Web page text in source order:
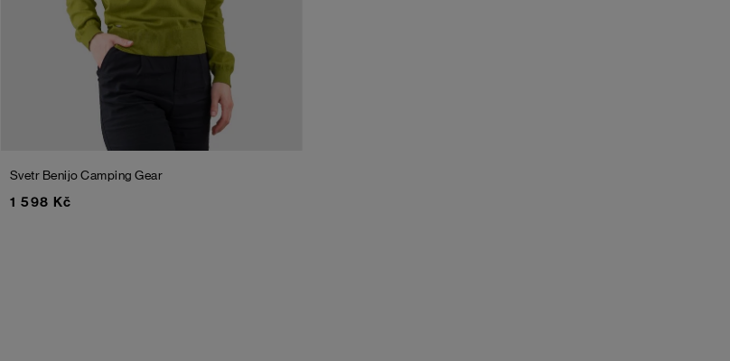
Svetr BenijoCamping Gear
1 598 Kč